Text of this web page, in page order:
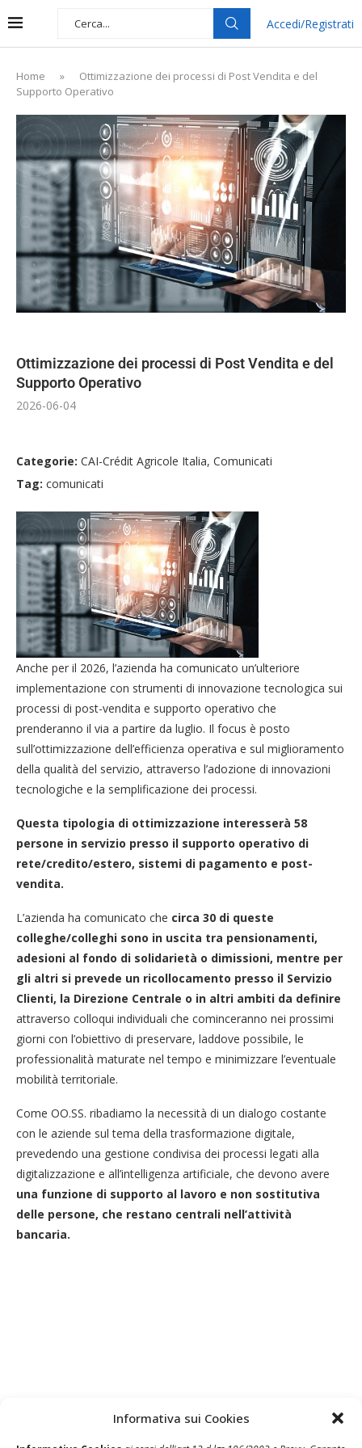
Informativa sui Cookies
Accedi/Registrati
Home »
Ottimizzazione dei processi di Post Vendita e del
Supporto Operativo
Ottimizzazione dei processi di Post Vendita e del
Supporto Operativo
2026-06-04
Anche per il 2026, l’azienda ha comunicato un’ulteriore
implementazione con strumenti di innovazione tecnologica sui
processi di post-vendita e supporto operativo che
prenderanno il via a partire da luglio. Il focus è posto
sull’ottimizzazione dell’efficienza operativa e sul miglioramento
della qualità del servizio, attraverso l’adozione di innovazioni
tecnologiche e la semplificazione dei processi.
Questa tipologia di ottimizzazione interesserà 58
persone in servizio presso il supporto operativo di
rete/credito/estero, sistemi di pagamento e post-
vendita.
L’azienda ha comunicato che circa 30 di queste
colleghe/colleghi sono in uscita tra pensionamenti,
adesioni al fondo di solidarietà o dimissioni, mentre per
gli altri si prevede un ricollocamento presso il Servizio
Clienti, la Direzione Centrale o in altri ambiti da definire
attraverso colloqui individuali che cominceranno nei prossimi
giorni con l’obiettivo di preservare, laddove possibile, le
professionalità maturate nel tempo e minimizzare l’eventuale
mobilità territoriale.
Come OO.SS. ribadiamo la necessità di un dialogo costante
con le aziende sul tema della trasformazione digitale,
prevedendo una gestione condivisa dei processi legati alla
digitalizzazione e all’intelligenza artificiale, che devono avere
una funzione di supporto al lavoro e non sostitutiva
delle persone, che restano centrali nell’attività
bancaria.
Categorie: CAI-Crédit Agricole Italia, Comunicati
Tag: comunicati